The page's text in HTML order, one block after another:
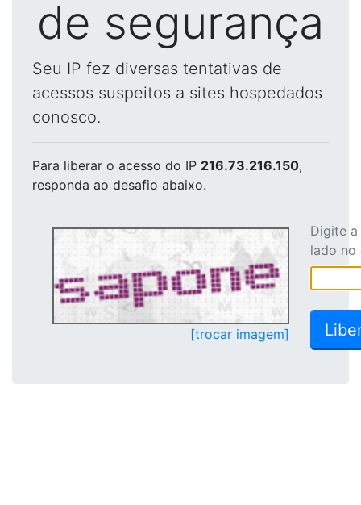
de segurança
Seu IP fez diversas tentativas de
acessos suspeitos a sites hospedados
conosco.
Para liberar o acesso do IP 216.73.216.150,
responda ao desafio abaixo.
[trocar imagem]
Digite
lado no